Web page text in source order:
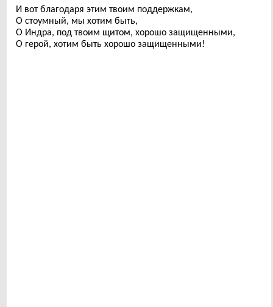
И вот благодаря этим твоим поддержкам,
О стоумный, мы хотим быть,
О Индра, под твоим щитом, хорошо защищенными,
О герой, хотим быть хорошо защищенными!